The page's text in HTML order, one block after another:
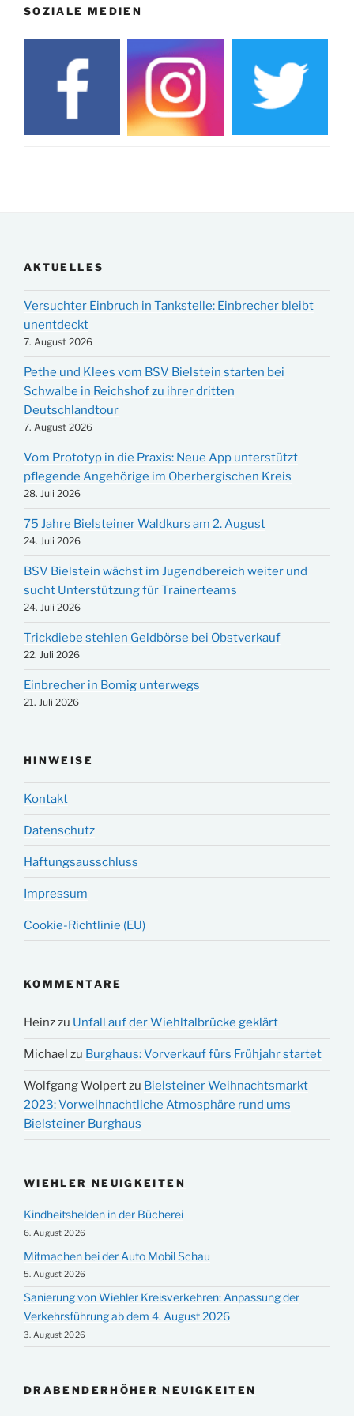
SOZIALE MEDIEN
AKTUELLES
Versuchter Einbruch in Tankstelle: Einbrecher bleibt
unentdeckt
7. August 2026
Pethe und Klees vom BSV Bielstein starten bei
Schwalbe in Reichshof zu ihrer dritten
Deutschlandtour
7. August 2026
Vom Prototyp in die Praxis: Neue App unterstützt
pflegende Angehörige im Oberbergischen Kreis
28. Juli 2026
75 Jahre Bielsteiner Waldkurs am 2. August
24. Juli 2026
BSV Bielstein wächst im Jugendbereich weiter und
sucht Unterstützung für Trainerteams
24. Juli 2026
Trickdiebe stehlen Geldbörse bei Obstverkauf
22. Juli 2026
Einbrecher in Bomig unterwegs
21. Juli 2026
HINWEISE
Kontakt
Datenschutz
Haftungsausschluss
Impressum
Cookie-Richtlinie (EU)
KOMMENTARE
Heinzzu Unfall auf der Wiehltalbrücke geklärt
Michael zu Burghaus: Vorverkauf fürs Frühjahr startet
Wolfgang Wolpertzu Bielsteiner Weihnachtsmarkt
2023: Vorweihnachtliche Atmosphäre rund ums
Bielsteiner Burghaus
WIEHLER NEUIGKEITEN
Kindheitshelden in der Bücherei
6. August 2026
Mitmachen bei der Auto Mobil Schau
5. August 2026
Sanierung von Wiehler Kreisverkehren: Anpassung der
Verkehrsführung ab dem 4. August 2026
3. August 2026
DRABENDERHÖHER NEUIGKEITEN